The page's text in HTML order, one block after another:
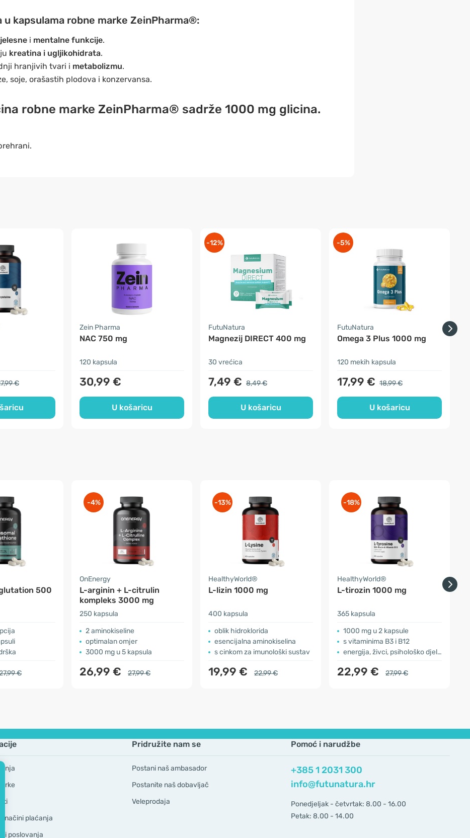
u kapsulama robne marke ZeinPharma®:
i mentalne funkcije.
kreatina i ugljikohidrata.
hranjivih tvari i metabolizmu.
soje, orašastih plodova i konzervansa.
robne marke ZeinPharma® sadrže 1000 mg glicina.
€
Zein Pharma
NAC 750 mg
120 kapsula
30,99 €
U košaricu
-12%
FutuNatura
Magnezij DIRECT 400 mg
30 vrećica
7,49 € 8,49 €
U košaricu
-5%
FutuNatura
Omega 3 Plus 1000 mg
120 mekih kapsula
17,99 € 18,99 €
U košaricu
500
€
-4%
OnEnergy
L-arginin + L-citrulin
kompleks 3000 mg
250 kapsula
2 aminokiseline
optimalan omjer
3000 mg u 5 kapsula
26,99 € 27,99 €
-13%
HealthyWorld®
L-lizin 1000 mg
400 kapsula
oblik hidroklorida
esencijalna aminokiselina
s cinkom za imunološki sustav
19,99 € 22,99 €
-18%
HealthyWorld®
L-tirozin 1000 mg
365 kapsula
1000 mg u 2 kapsule
s vitaminima B3 i B12
energija, živci, psihološko djelovanje
22,99 € 27,99 €
načini plaćanja
poslovanja
Pridružite nam se
Postani naš ambasador
Postanite naš dobavljač
Veleprodaja
Pomoć i narudžbe
+385 1 2031 300
info@futunatura.hr
Ponedjeljak - četvrtak: 8.00 - 16.00
Petak: 8.00 - 14.00